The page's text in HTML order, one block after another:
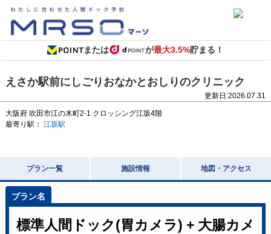
または が最大3.5%貯まる！
えさか駅前にしごりおなかとおしりのクリニック
更新日:2026.07.31
大阪府 吹田市江の木町2-1 クロッシング江坂4階
最寄り駅： 江坂駅
プラン一覧 施設情報 地図・アクセス
標準人間ドック(胃カメラ) + 大腸カメ